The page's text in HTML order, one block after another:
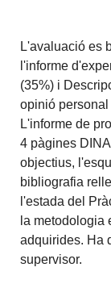
L'avaluació es
l'informe
(35%) i
opinió personal
L'informe de
4 pàgines
objectius,
bibliografia
l'estada del
la metodologia
adquirides. Ha
supervisor.